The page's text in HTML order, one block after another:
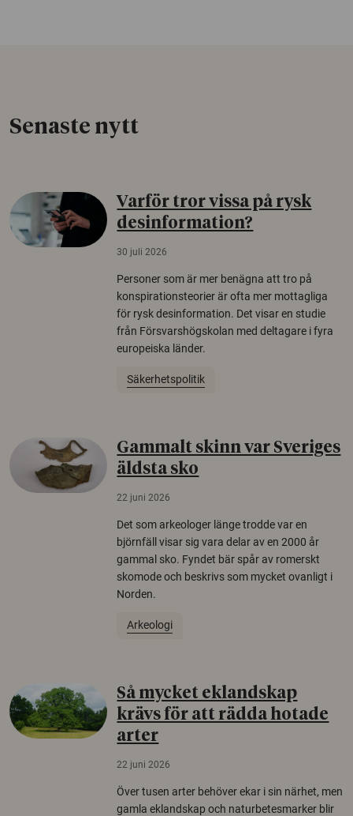
Senaste nytt
Varför tror vissa på rysk
desinformation?
30 juli 2026
Personer som är mer benägna att tro på
konspirationsteorier är ofta mer mottagliga
för rysk desinformation. Det visar en studie
från Försvarshögskolan med deltagare i fyra
europeiska länder.
Säkerhetspolitik
Gammalt skinn var Sveriges
äldsta sko
22 juni 2026
Det som arkeologer länge trodde var en
björnfäll visar sig vara delar av en 2000 år
gammal sko. Fyndet bär spår av romerskt
skomode och beskrivs som mycket ovanligt i
Norden.
Arkeologi
Så mycket eklandskap
krävs för att rädda hotade
arter
22 juni 2026
Över tusen arter behöver ekar i sin närhet, men
gamla eklandskap och naturbetesmarker blir